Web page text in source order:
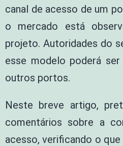
canal de acesso de um
o mercado está
projeto. Autoridades do
esse modelo poderá
outros portos.
Neste breve artigo,
comentários sobre a
acesso, verificando o